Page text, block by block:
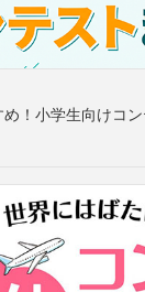
！小学生向けコ